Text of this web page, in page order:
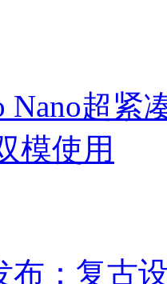
Nano超紧
模使用
布：复古